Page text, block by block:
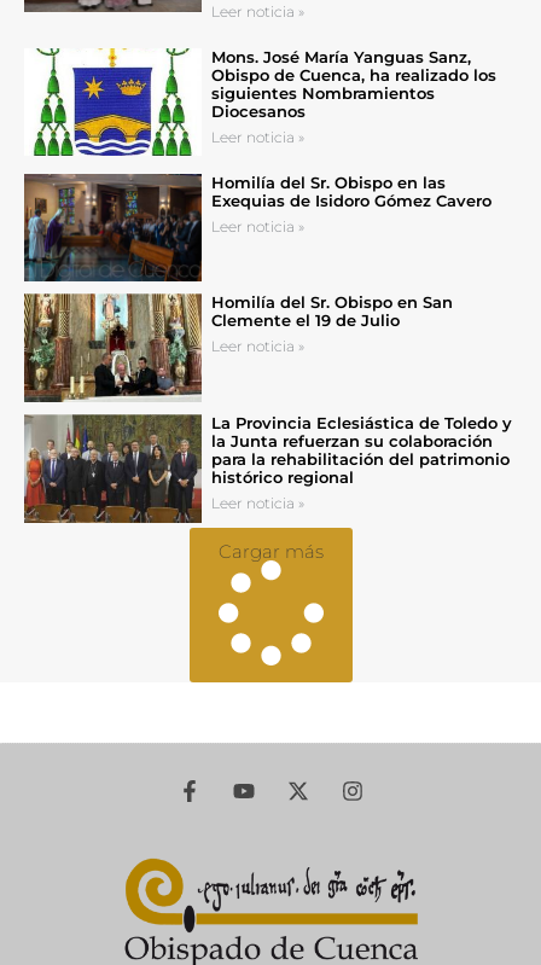
Leer noticia »
Mons. José María Yanguas Sanz,
Obispo de Cuenca, ha realizado los
siguientes Nombramientos
Diocesanos
Leer noticia »
Homilía del Sr. Obispo en las
Exequias de Isidoro Gómez Cavero
Leer noticia »
Homilía del Sr. Obispo en San
Clemente el 19 de Julio
Leer noticia »
La Provincia Eclesiástica de Toledo y
la Junta refuerzan su colaboración
para la rehabilitación del patrimonio
histórico regional
Leer noticia »
Cargar más